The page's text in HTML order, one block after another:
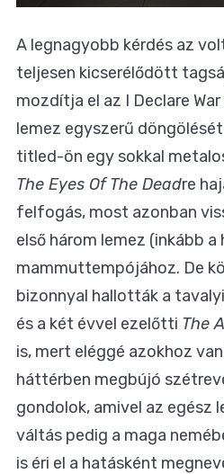
A legnagyobb kérdés az
teljesen kicserélődött
mozdítja el az I Declare
lemez egyszerű
titled-ön egy sokkal
The Eyes Of The Deadre
felfogás, most azonban
első három lemez (inkább a
mammuttempójához. De
bizonnyal hallották a tavalyi
és a két évvel ezelőtti The
is, mert eléggé azokhoz
háttérben megbújó
gondolok, amivel az egész
váltás pedig a maga
is éri el a hatásként